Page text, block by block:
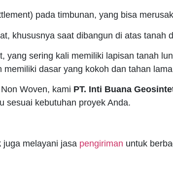
pada timbunan, yang bisa
khususnya saat dibangun di atas tanah
yang sering kali memiliki lapisan tanah
dasar yang kokoh dan tahan
Woven, kami PT. Inti Buana
sesuai kebutuhan proyek Anda.
juga melayani jasa pengiriman untuk